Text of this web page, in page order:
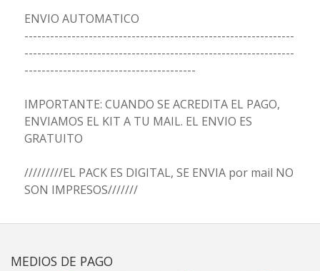
ENVIO AUTOMATICO
---------------------------------------------------------------
---------------------------------------------------------------
----------------------------------------
IMPORTANTE: CUANDO SE ACREDITA EL PAGO,
ENVIAMOS EL KIT A TU MAIL. EL ENVIO ES
GRATUITO
/////////EL PACK ES DIGITAL, SE ENVIA por mail NO
SON IMPRESOS///////
MEDIOS DE PAGO